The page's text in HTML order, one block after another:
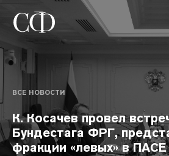
ВСЕ НОВОСТИ
К. Косачев провел
Бундестага ФРГ,
фракции «левых» в